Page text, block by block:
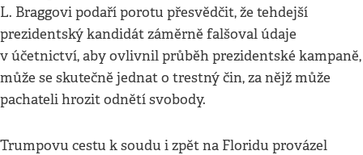
L. Braggovi podaří porotu přesvědčit, že tehdejší
prezidentský kandidát záměrně falšoval údaje
v účetnictví, aby ovlivnil průběh prezidentské kampaně,
může se skutečně jednat o trestný čin, za nějž může
pachateli hrozit odnětí svobody.
Trumpovu cestu k soudu i zpět na Floridu provázel